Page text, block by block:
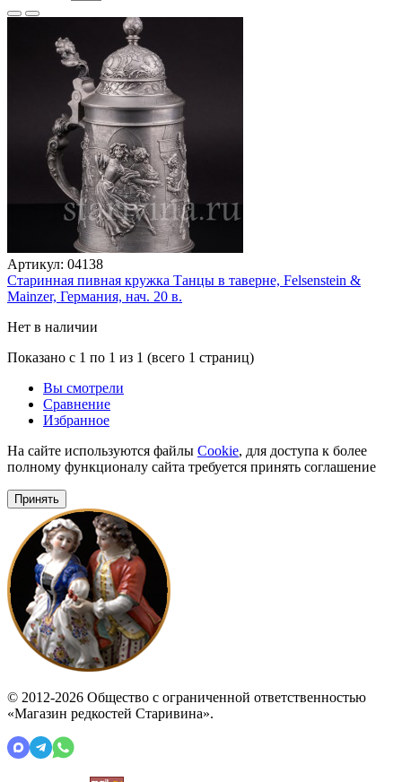
Артикул: 04138
Старинная пивная кружка Танцы в таверне, Felsenstein &
Mainzer, Германия, нач. 20 в.
Нет в наличии
Показано с 1 по 1 из 1 (всего 1 страниц)
Вы смотрели
Сравнение
Избранное
На сайте используются файлы Cookie, для доступа к более
полному функционалу сайта требуется принять соглашение
Принять
© 2012-2026 Общество с ограниченной ответственностью
«Магазин редкостей Старивина».